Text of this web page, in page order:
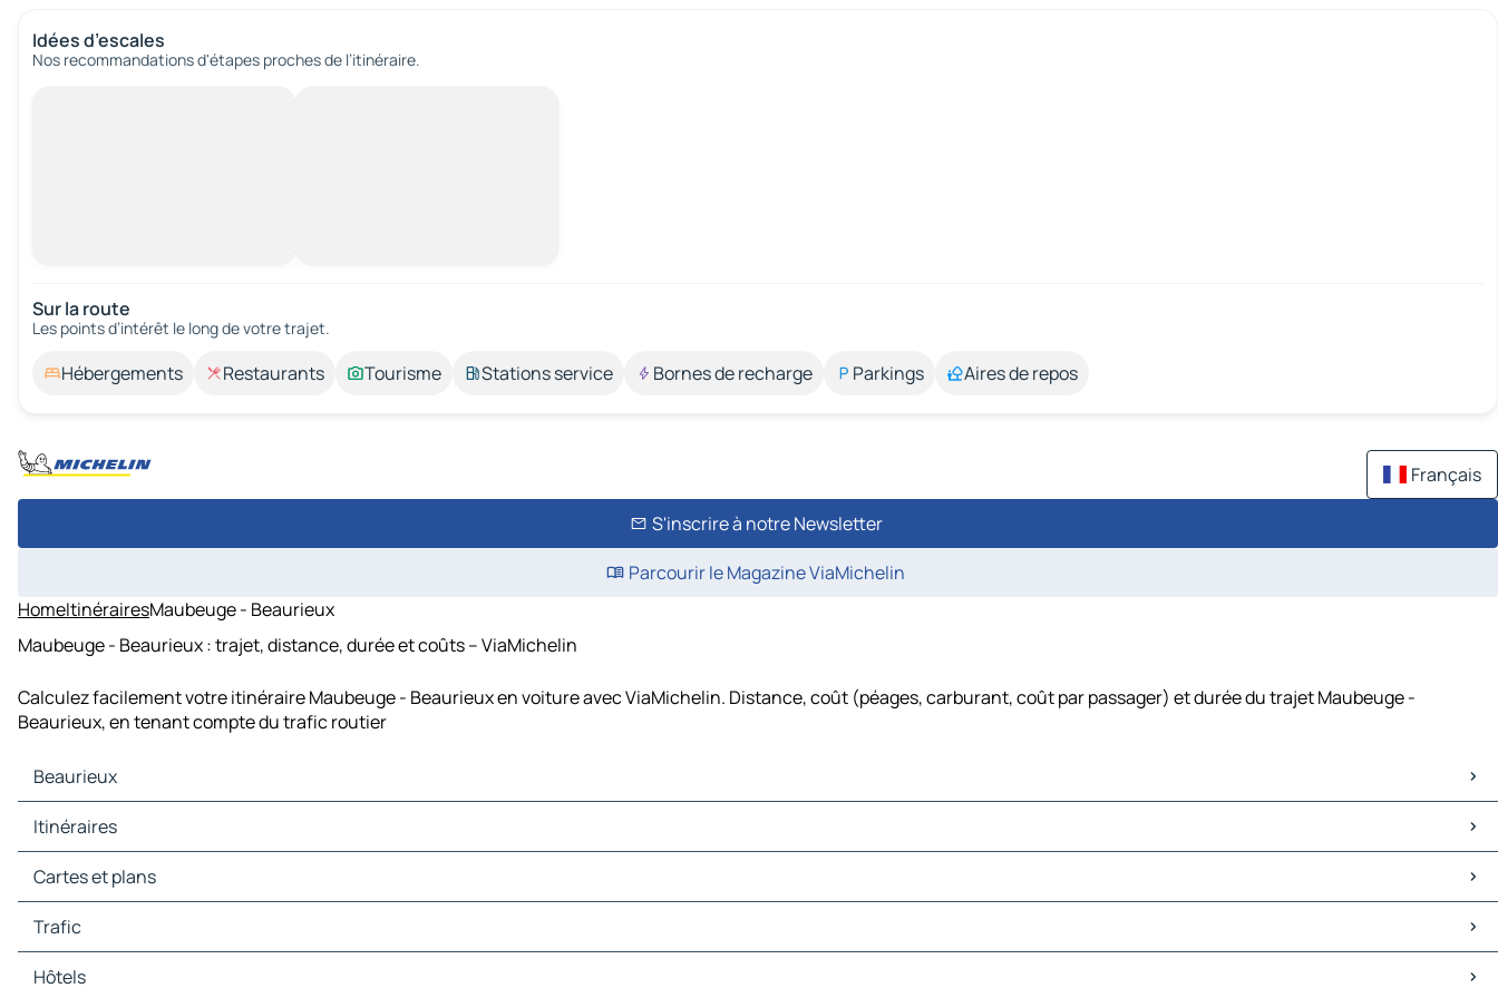
Idées d’escales
Nos recommandations d'étapes proches de l’itinéraire.
Sur la route
Les points d’intérêt le long de votre trajet.
Hébergements Restaurants Tourisme Stations service Bornes de recharge Parkings Aires de repos
Français
S'inscrire à notre Newsletter
Parcourir le Magazine ViaMichelin
HomeItinérairesMaubeuge - Beaurieux
Maubeuge - Beaurieux : trajet, distance, durée et coûts – ViaMichelin
Calculez facilement votre itinéraire Maubeuge - Beaurieux en voiture avec ViaMichelin. Distance, coût (péages, carburant, coût par passager) et durée du trajet Maubeuge -
Beaurieux, en tenant compte du trafic routier
Beaurieux
Beaurieux Cartes et plans
Beaurieux Trafic
Beaurieux Hôtels
Beaurieux Restaurants
Beaurieux Stations-service
Itinéraires
Itinéraires Beaurieux - Maubeuge
Itinéraires Beaurieux - Hautmont
Itinéraires Beaurieux - Fourmies
Itinéraires Beaurieux - Sivry-Rance
Itinéraires Beaurieux - Beaumont
Itinéraires Beaurieux - Sains-du-Nord
Cartes et plans
Cartes et plans Maubeuge
Cartes et plans Hautmont
Cartes et plans Fourmies
Cartes et plans Sivry-Rance
Trafic
Trafic Maubeuge
Trafic Hautmont
Hôtels